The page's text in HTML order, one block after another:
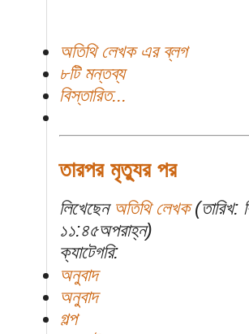
অতিথি লেখক এর ব্লগ
৮টি মন্তব্য
বিস্তারিত...
তারপর মৃত্যুর পর
লিখেছেন অতিথি লেখক(তারিখ:
১১:৪৫অপরাহ্ন)
ক্যাটেগরি:
অনুবাদ
অনুবাদ
গল্প